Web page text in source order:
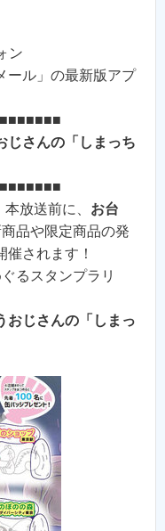
ン
ール」の最新版アプ
じさんの「しまっち
放送前に、 お台
品や限定商品の発
されます！
るスタンプラリ
おじさんの「しまっ